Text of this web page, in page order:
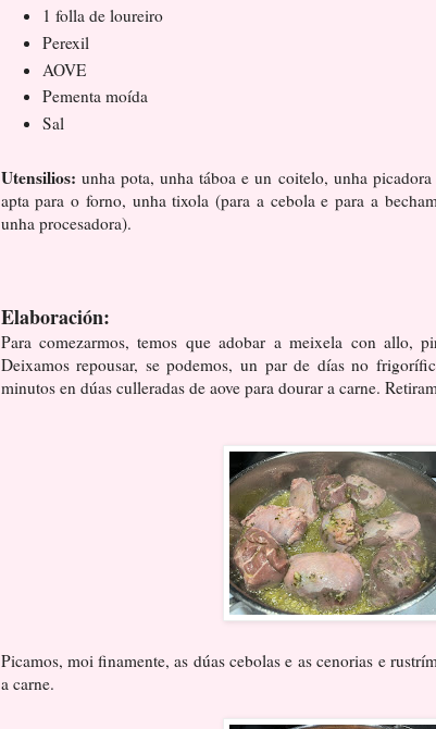
1 folla de loureiro
Perexil
AOVE
Pementa moída
Sal
Utensilios: unha pota, unha táboa e un coitelo, unha
apta para o forno, unha tixola (para a cebola e para a
unha procesadora).
Elaboración:
Para comezarmos, temos que adobar a meixela con allo,
Deixamos repousar, se podemos, un par de días no
minutos en dúas culleradas de aove para dourar a carne.
Picamos, moi finamente, as dúas cebolas e as cenorias e
a carne.